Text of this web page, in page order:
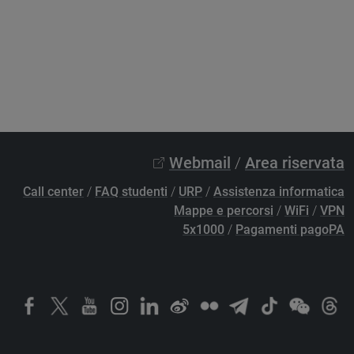
Webmail / Area riservata
Call center / FAQ studenti / URP / Assistenza informatica
Mappe e percorsi / WiFi / VPN
5x1000 / Pagamenti pagoPA